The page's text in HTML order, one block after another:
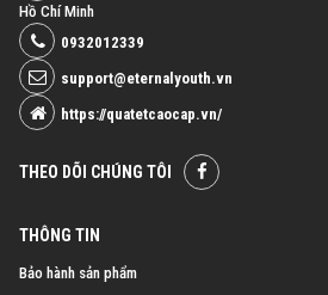
Hồ Chí Minh
0932012339
support@eternalyouth.vn
https://quatetcaocap.vn/
THEO DÕI CHÚNG TÔI
THÔNG TIN
Bảo hành sản phẩm